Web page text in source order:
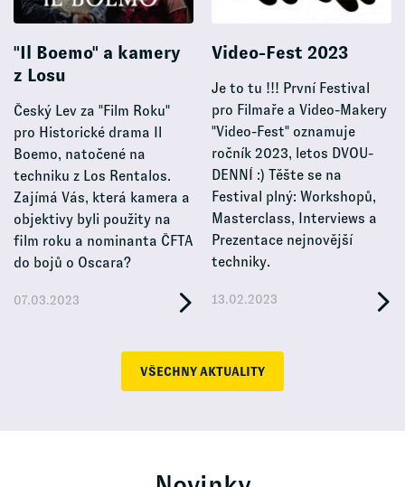
"Il Boemo" a kamery
z Losu
Český Lev za "Film Roku"
pro Historické drama Il
Boemo, natočené na
techniku z Los Rentalos.
Zajímá Vás, která kamera a
objektivy byli použity na
film roku a nominanta ČFTA
do bojů o Oscara?
07.03.2023
Video-Fest 2023
Je to tu !!! První Festival
pro Filmaře a Video-Makery
"Video-Fest" oznamuje
ročník 2023, letos DVOU-
DENNÍ :) Těšte se na
Festival plný: Workshopů,
Masterclass, Interviews a
Prezentace nejnovější
techniky.
13.02.2023
VŠECHNY AKTUALITY